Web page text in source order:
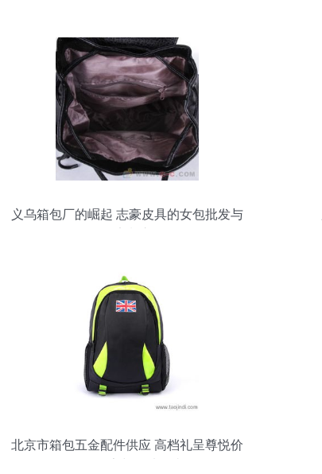
义乌箱包厂的崛起 志豪皮具的女包批发与
北京市箱包五金配件供应 高档礼呈尊悦价